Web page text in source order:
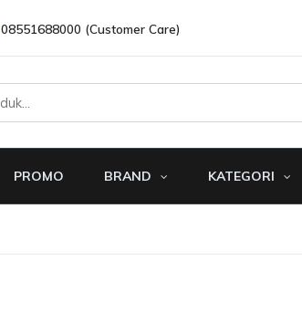
08551688000 (Customer Care)
PROMO BRAND KATEGORI